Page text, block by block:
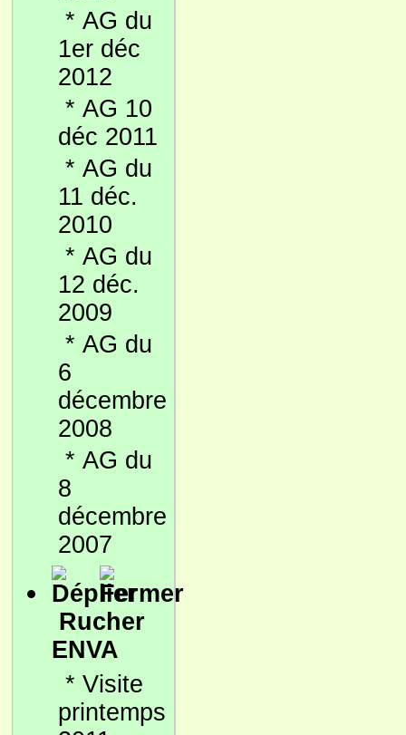
* AG du
1er déc
2012
* AG 10
déc 2011
* AG du
11 déc.
2010
* AG du
12 déc.
2009
* AG du
6
décembre
2008
* AG du
8
décembre
2007
Rucher
ENVA
* Visite
printemps